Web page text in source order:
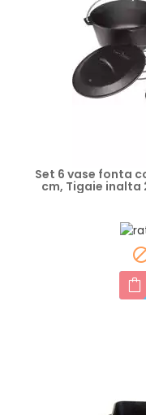
Set 6 vase fonta
cm, Tigaie inalta